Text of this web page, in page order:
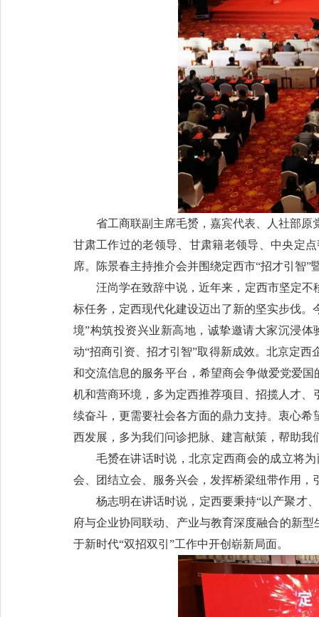
省工商联副主席毛赟，嘉宾代表、人社部
甘肃工作过的老领导、甘肃籍老领导、中央定
席。陈景春主持推介会并围绕定西市“招才引智
汪尚学在致辞中说，近年来，定西市坚定
标任务，定西现代化建设迈出了新的坚实步伐。
境”构筑投资兴业新高地，诚挚邀请大家沉浸
动“招商引资、招才引智”取得新成效。北京定
和交流信息的服务平台，希望商会争做爱党爱
机和营商环境，多为定西推荐项目、招揽人才
续奋斗，更需要社会各方面的鼎力支持。衷心
西发展，多为我们问诊把脉、建言献策，帮助我
毛赟在讲话时说，北京定西商会的成立将
会、团结立会、服务兴会，发挥桥梁纽带作用
杨志明在讲话时说，定西要秉持“以产聚才
府与企业协同联动、产业与教育深度融合的新
于新时代“双招双引”工作中开创崭新局面。